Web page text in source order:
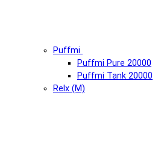
Puffmi
Puffmi Pure 20000
Puffmi Tank 20000
Relx (М)